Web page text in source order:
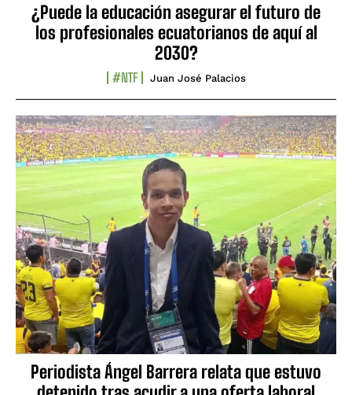
¿Puede la educación asegurar el futuro de
los profesionales ecuatorianos de aquí al
2030?
#NTF Juan José Palacios
Periodista Ángel Barrera relata que estuvo